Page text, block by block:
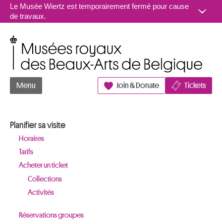
Aller au contenu
Le Musée Wiertz est temporairement fermé pour cause
de travaux.
Menu Join & Donate Tickets
Planifier sa visite
Horaires
Tarifs
Acheter un ticket
Collections
Activités
Réservations groupes